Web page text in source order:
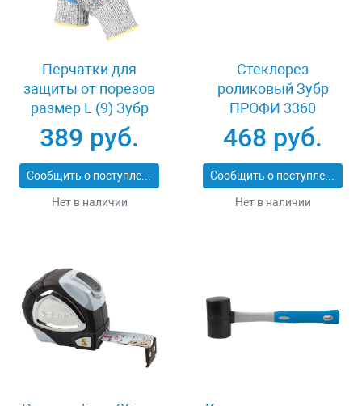
Перчатки для
защиты от порезов
размер L (9) Зубр
11277-L
389 руб.
Сообщить о поступлении
Нет в наличии
Стеклорез
роликовый Зубр
ПРОФИ 3360
468 руб.
Сообщить о поступлении
Нет в наличии